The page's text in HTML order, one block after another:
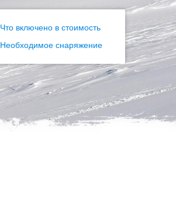
Что включено в стоимость
Необходимое снаряжение